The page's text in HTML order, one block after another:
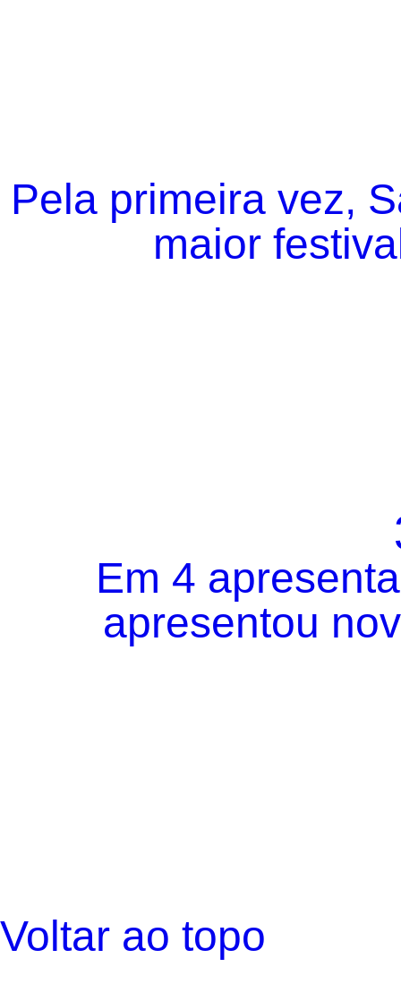
Pela primeira vez,
maior
Em 4
apresentou
Voltar ao topo